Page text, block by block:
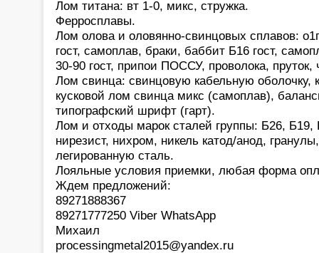
Лом титана: вт 1-0, микс, стружка.
Ферросплавы.
Лом олова и оловянно-свинцовых сплавов:
гост, самоплав, браки, баббит Б16 гост,
30-90 гост, припои ПОССУ, проволока,
Лом свинца: свинцовую кабельную оболочку,
кусковой лом свинца микс (самоплав),
типографский шрифт (гарт).
Лом и отходы марок сталей группы: Б26,
нирезист, нихром, никель катод/анод,
легированную сталь.
Лояльные условия приемки, любая форма
Ждем предложений:
89271888367
89271777250 Viber WhatsApp
Михаил
processingmetal2015@yandex.ru